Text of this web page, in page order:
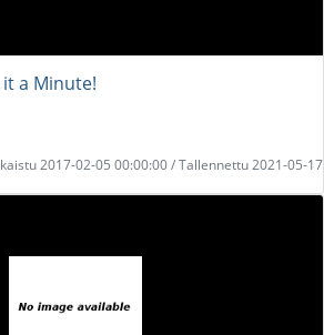
it a Minute!
2017-02-05 00:00:00 / Tallennettu 2021-05-17